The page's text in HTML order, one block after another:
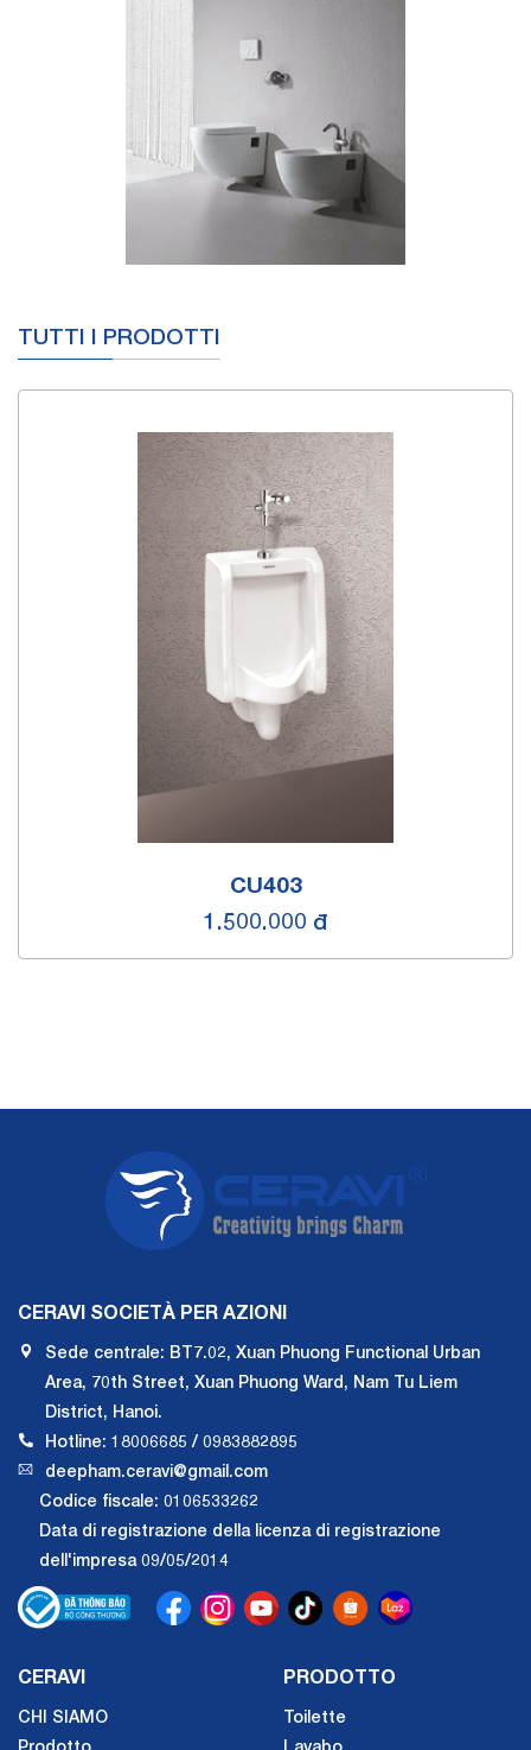
TUTTI I PRODOTTI
CU403
1.500.000 đ
CERAVI SOCIETÀ PER AZIONI
Sede centrale: BT7.02, Xuan Phuong Functional Urban
Area, 70th Street, Xuan Phuong Ward, Nam Tu Liem
District, Hanoi.
Hotline: 18006685 / 0983882895
deepham.ceravi@gmail.com
Codice fiscale: 0106533262
Data di registrazione della licenza di registrazione
dell'impresa 09/05/2014
CERAVI
CHI SIAMO
PRODOTTO
Toilette